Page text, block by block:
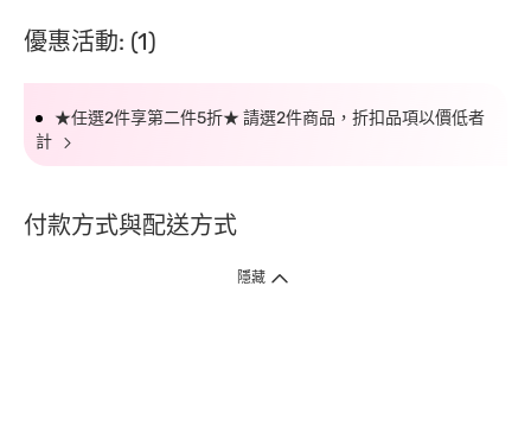
優惠活動: (1)
★任選2件享第二件5折★ 請選2件商品，折扣品項以價低者
計
付款方式與配送方式
隱藏